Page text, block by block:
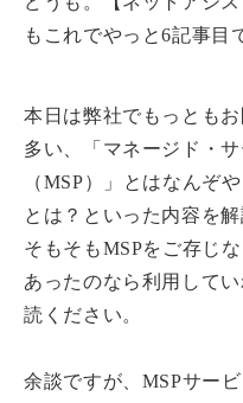
もこれでやっと6記事目
本日は弊社でもっとも
多い、
「マネージド・
（MSP）」
とはなんぞ
とは？といった内容を解
そもそもMSPをご存じ
あったのなら利用して
読ください。
余談ですが、MSPサー